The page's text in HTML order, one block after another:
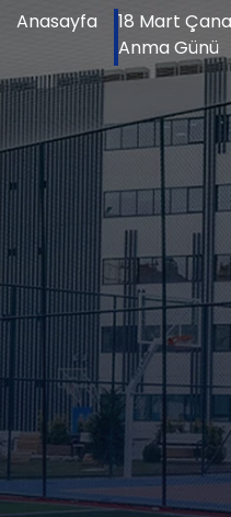
Anasayfa
18 Mart
Anma Günü